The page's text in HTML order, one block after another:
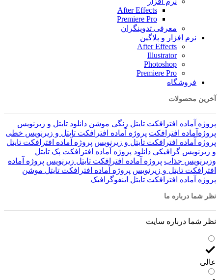
After Effects
Premiere Pro
معرفی تدوینگران
نرم افزار و پلاگین
After Effects
Illustrator
Photoshop
Premiere Pro
فروشگاه
آخرین محصولات
پروژه آماده افترافکت تایتل رنگی موشن دانلود تایتل و زیرنویس‌
پروژه‌آماده افترافکت پروژه آماده افترافکت تایتل و زیرنویس خطی
پروژه آماده افترافکت تایتل و زیرنویس پروژه آماده افترافکت تایتل
و زیرنویس گرافیکی دانلود پروژه آماده افترافکت پک تایتل
وزیرنویس جذاب پروژه آماده افترافکت تایتل زیرنویس پروژه آماده
افترافکت تایتل و زیرنویس پروژه آماده افترافکت تایتل موشن
پروژه آماده افترافکت تایتل اینفوگرافیک
نظر شما درباره ما
نظر شما درباره سایت
عالی